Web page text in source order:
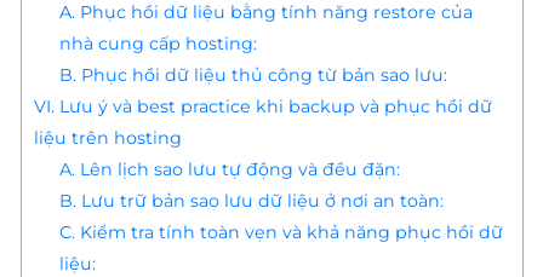
A. Phục hồi dữ liệu bằng tính năng restore của
nhà cung cấp hosting:
B. Phục hồi dữ liệu thủ công từ bản sao lưu:
VI. Lưu ý và best practice khi backup và phục hồi dữ
liệu trên hosting
A. Lên lịch sao lưu tự động và đều đặn:
B. Lưu trữ bản sao lưu dữ liệu ở nơi an toàn:
C. Kiểm tra tính toàn vẹn và khả năng phục hồi dữ
liệu: